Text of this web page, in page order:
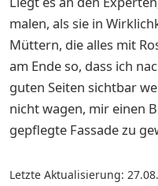
malen, als sie in
Müttern, die alles mit
am Ende so, dass ich
guten Seiten sichtbar
nicht wagen, mir einen
gepflegte Fassade zu
Letzte Aktualisierung: